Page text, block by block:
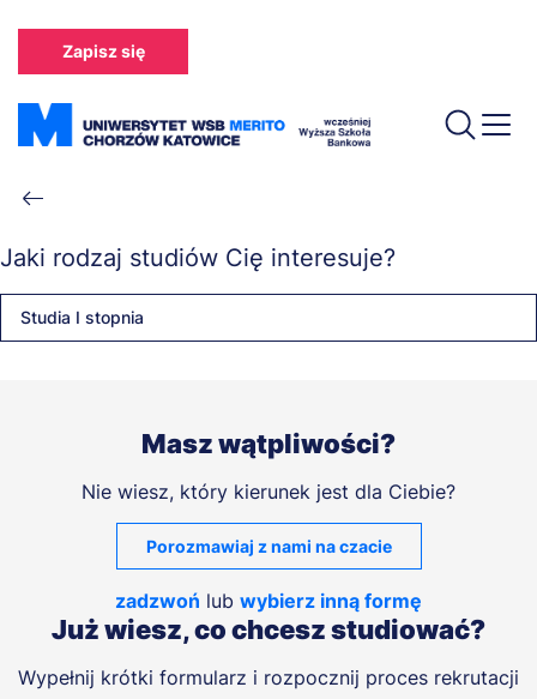
treści
Zapisz się
Ścieżka
nawigacyjna
Jaki rodzaj studiów Cię interesuje?
Studia I stopnia
Masz wątpliwości?
Nie wiesz, który kierunek jest dla Ciebie?
Porozmawiaj z nami na czacie
zadzwoń lub wybierz inną formę
Już wiesz, co chcesz studiować?
Wypełnij krótki formularz i rozpocznij proces rekrutacji